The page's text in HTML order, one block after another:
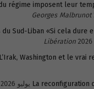
régime imposent leur
Georges Malbrunot
du Sud-Liban «Si cela dure
Libération
L’Irak, Washington et le vrai
La reconfiguration